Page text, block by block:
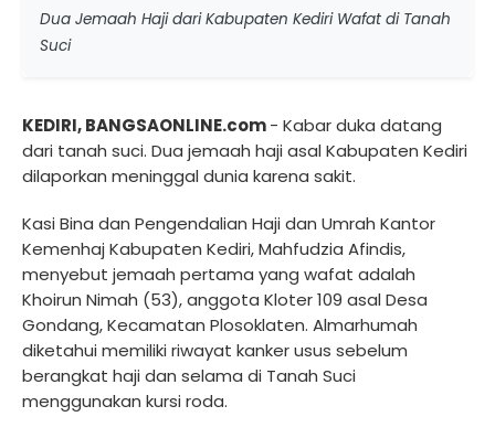
Dua Jemaah Haji dari Kabupaten Kediri Wafat di Tanah
Suci
KEDIRI, BANGSAONLINE.com- Kabar duka datang
dari tanah suci. Dua jemaah haji asal Kabupaten Kediri
dilaporkan meninggal dunia karena sakit.
Kasi Bina dan Pengendalian Haji dan Umrah Kantor
Kemenhaj Kabupaten Kediri, Mahfudzia Afindis,
menyebut jemaah pertama yang wafat adalah
Khoirun Nimah (53), anggota Kloter 109 asal Desa
Gondang, Kecamatan Plosoklaten. Almarhumah
diketahui memiliki riwayat kanker usus sebelum
berangkat haji dan selama di Tanah Suci
menggunakan kursi roda.